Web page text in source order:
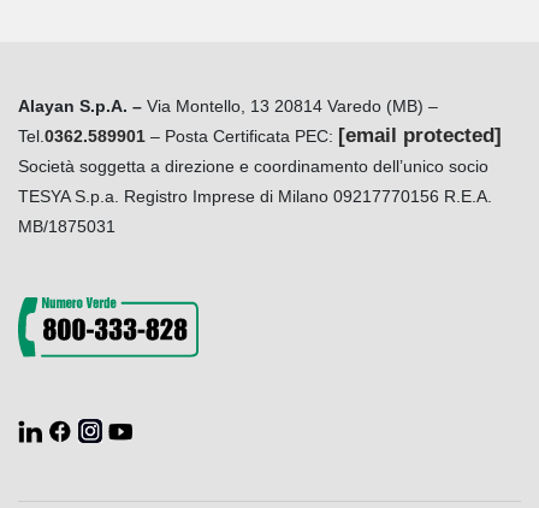
Alayan S.p.A. – Via Montello, 13 20814 Varedo (MB) –
Tel. 0362.589901 – Posta Certificata PEC: [email protected]
Società soggetta a direzione e coordinamento dell’unico socio
TESYA S.p.a. Registro Imprese di Milano 09217770156 R.E.A.
MB/1875031